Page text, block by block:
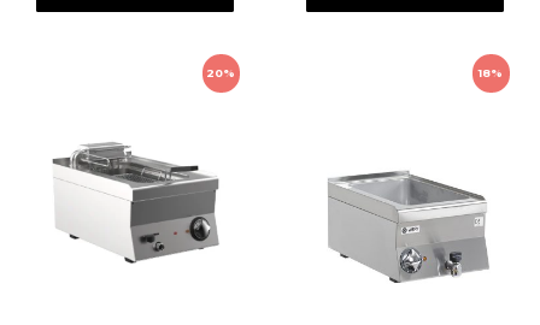
20% 18%